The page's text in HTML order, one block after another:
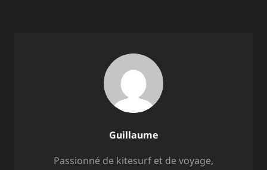
Author:
Guillaume
Passionné de kitesurf et de voyage,